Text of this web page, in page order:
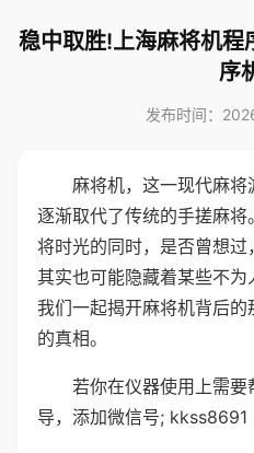
稳中取胜!上海麻将机
序
发布时间：
麻将机，这一现代麻
逐渐取代了传统的手搓麻
将时光的同时，是否曾想过
其实也可能隐藏着某些不
我们一起揭开麻将机背后
的真相。
若你在仪器使用上需
导，添加微信号; kkss8691